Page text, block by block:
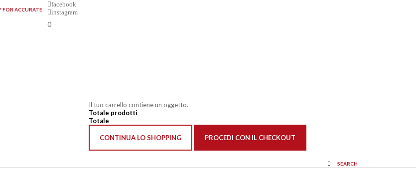
FOR ACCURATE
facebook
instagram
0
Il tuo carrello contiene un oggetto.
Totale prodotti
Totale
CONTINUA LO SHOPPING PROCEDI CON IL CHECKOUT
SEARCH